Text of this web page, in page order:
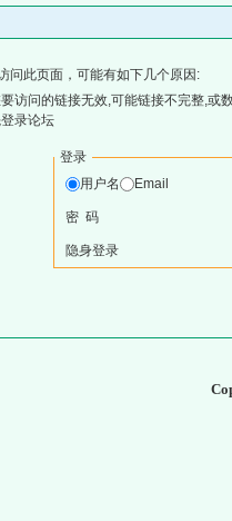
问此页面，可能有如下几个原因:
访问的链接无效,可能链接不完整,或
录论坛
登录
用户名
Email
密 码
隐身登录